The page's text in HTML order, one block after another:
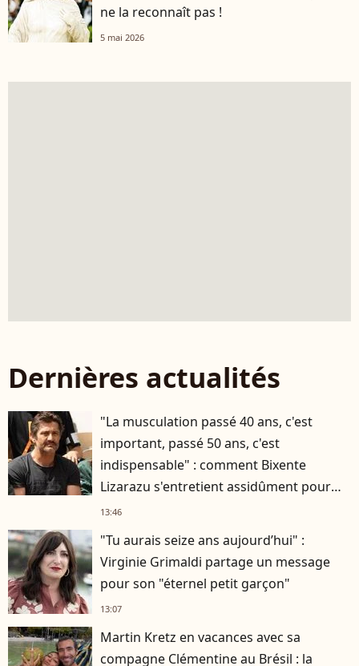
ne la reconnaît pas !
5 mai 2026
Dernières actualités
"La musculation passé 40 ans, c'est
important, passé 50 ans, c'est
indispensable" : comment Bixente
Lizarazu s'entretient assidûment pour
rester musclé à 56 ans ?
13:46
"Tu aurais seize ans aujourd’hui" :
Virginie Grimaldi partage un message
pour son "éternel petit garçon"
13:07
Martin Kretz en vacances avec sa
compagne Clémentine au Brésil : la